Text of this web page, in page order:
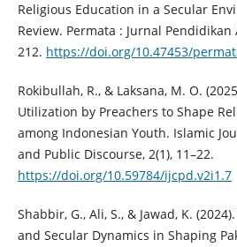
Religious Education in a Secular
Review. Permata : Jurnal Pendidikan
212. https://doi.org/10.47453/
Rokibullah, R., & Laksana, M. O.
Utilization by Preachers to Shape
among Indonesian Youth. Islamic
and Public Discourse, 2(1), 11–22.
https://doi.org/10.59784/ijcpd.v2i1.7
Shabbir, G., Ali, S., & Jawad, K.
and Secular Dynamics in Shaping